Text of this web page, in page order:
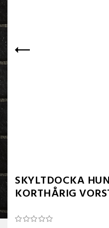
SKYLTDOCKA
KORTHÅRIG